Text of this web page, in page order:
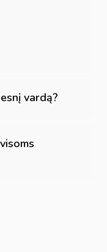
vardą?